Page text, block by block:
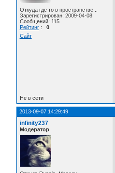
Откуда где то в пространстве...
Зарегистрирован: 2009-04-08
Сообщений: 115
Рейтинг: 0
Сайт
Не в сети
2013-09-07 14:29:49
infinity237
Модератор